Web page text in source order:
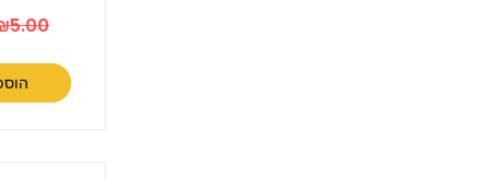
5.00